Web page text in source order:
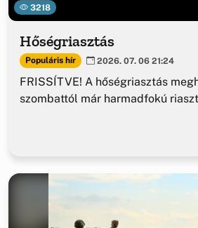
3218
Hőségriasztás
Populáris hír 2026. 07. 06 21:24
FRISSÍTVE! A hőségriasztás
szombattól már harmadfokú